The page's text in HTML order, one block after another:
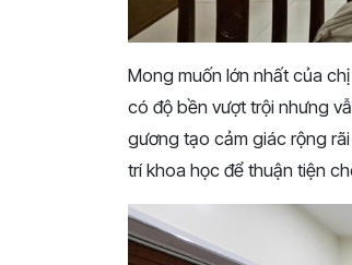
Mong muốn lớn nhất của
có độ bền vượt trội nhưng
gương tạo cảm giác rộng
trí khoa học để thuận tiện